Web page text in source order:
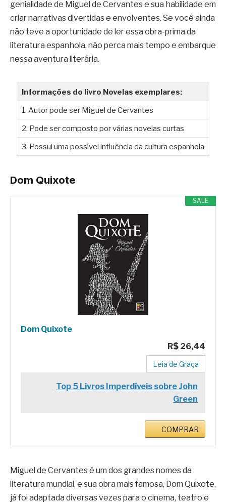
genialidade de Miguel de Cervantes e sua habilidade em
criar narrativas divertidas e envolventes. Se você ainda
não teve a oportunidade de ler essa obra-prima da
literatura espanhola, não perca mais tempo e embarque
nessa aventura literária.
Informações do livro Novelas exemplares:
1. Autor pode ser Miguel de Cervantes
2. Pode ser composto por várias novelas curtas
3. Possui uma possível influência da cultura espanhola
Dom Quixote
SALE
Dom Quixote
R$ 26,44
Leia de Graça
Top 5 Livros Imperdíveis sobre John
Green
COMPRAR
Miguel de Cervantes é um dos grandes nomes da
literatura mundial, e sua obra mais famosa, Dom Quixote,
já foi adaptada diversas vezes para o cinema, teatro e